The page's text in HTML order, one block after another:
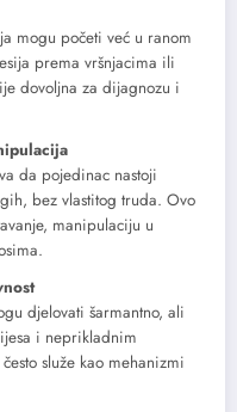
mogu početi već u ranom
prema vršnjacima ili
dovoljna za dijagnozu i
da pojedinac nastoji
bez vlastitog truda. Ovo
manipulaciju u
djelovati šarmantno, ali
i neprikladnim
služe kao mehanizmi